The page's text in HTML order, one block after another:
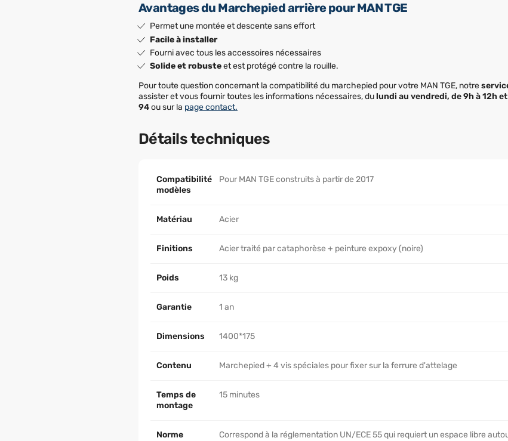
Avantages du Marchepied arrière pour MAN TGE
Permet une montée et descente sans effort
Facile à installer
Fourni avec tous les accessoires nécessaires
Solide et robusteet est protégé contre la rouille.
Pour toute question concernant la compatibilité du marchepied pour votre MAN TGE, notre
assister et vous fournir toutes les informations nécessaires, dulundi au vendredi, de 9h à 12h et
94ou sur la page contact.
Détails techniques
Compatibilité
modèles
Pour MAN TGE construits à partir de 2017
Matériau Acier
Finitions Acier traité par cataphorèse + peinture expoxy (noire)
Poids 13 kg
Garantie 1 an
Dimensions 1400*175
Contenu Marchepied + 4 vis spéciales pour fixer sur la ferrure d'attelage
Temps de
montage
15 minutes
Norme Correspond à la réglementation UN/ECE 55 qui requiert un espace libre